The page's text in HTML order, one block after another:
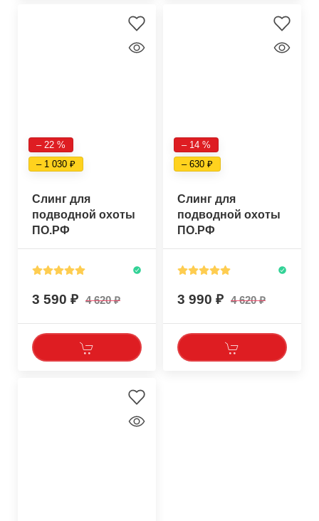
– 22 %
– 1 030
Слинг для
подводной охоты
ПО.РФ
"Метёлка-210см"
3 590 4 620
– 14 %
– 630
Слинг для
подводной охоты
ПО.РФ
"Tрофей-220см"
3 990 4 620